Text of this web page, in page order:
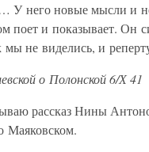
У него новые мысли и
поет и показывает. Он
мы не виделись, и
о Полонской 6/Х 41
рассказ Нины
Маяковском.